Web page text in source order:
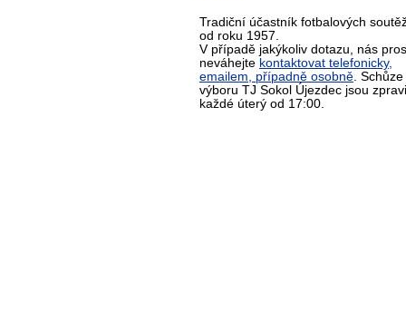
Tradiční účastník fotbalových
od roku 1957.
V případě jakýkoliv dotazu, nás
neváhejte kontaktovat telefonicky,
emailem, případně osobně. Schůze
výboru TJ Sokol Újezdec jsou
každé úterý od 17:00.